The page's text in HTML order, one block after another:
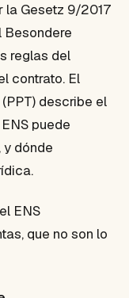
la Gesetz 9/2017
Besondere
reglas del
contrato. El
describe el
puede
dónde
ENS
que no son lo